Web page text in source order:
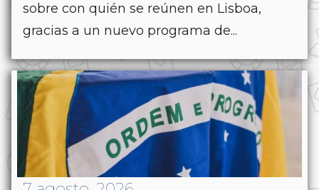
sobre con quién se reúnen en Lisboa,
gracias a un nuevo programa de...